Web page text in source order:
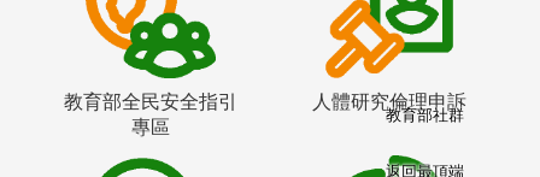
教育部全民安全指引
專區
人體研究倫理申訴
教育部社群
返回最頂端